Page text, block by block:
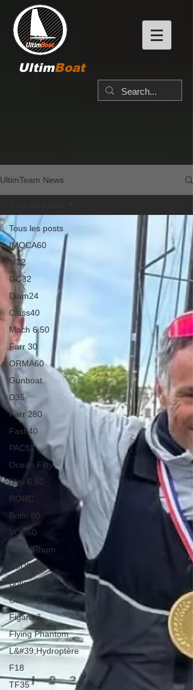
UltimBoat
UltimTeam News
Tous les posts
IMOCA60
M32
GC32
Diam24
Class40
Mach 6.50
Farr 30
ORMA60
Gunboat
D35
Farr 280
Fast 40
PAC52
Ocean Fifty
Mini 6.50
RORC
Botin 80
VOR60
Class Rhum
JMD54
Botin 52
Classe 50
Figaro 3
Flying Phantom
L&#39;Hydroptère
F18
TF35